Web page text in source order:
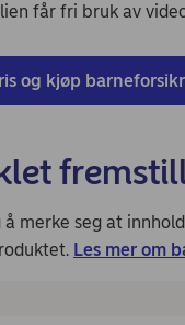
får fri bruk av
og kjøp
merke seg at
Les mer om